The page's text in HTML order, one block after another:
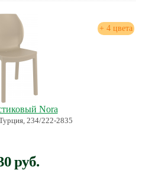
+ 4 цвета
Nora
234/222-2835
руб.